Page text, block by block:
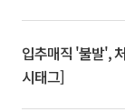
입추매직 '불발',
시태그]